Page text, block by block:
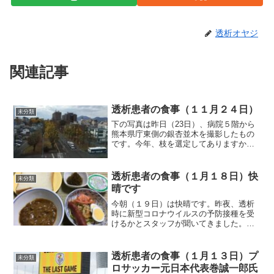
透析オヤジ
関連記事
未分類 透析患者の食事（１１月２４日）
下の写真は昨日（23日）、病院５階から
熊本県庁東側の銀杏並木を撮影したもの
です。今年、枝を選定してありますか
ました。それでは朝食から紹介します。
朝食（オムレツです）...
未分類
透析患者の食事（１月１８日）快
晴です
今朝（１９日）は快晴です。昨夜、透析
時に新型コロナウイルスの予防接種を受
けるかとスタッフが聞いてきました。期
くとのことでした。自分にとっては、接
種を受けた時の後遺症等の...
未分類
透析患者の食事（１月１３日）プ
ロサッカー元日本代表巻誠一郎氏